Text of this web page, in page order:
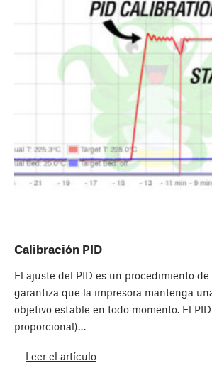
Calibración PID
El ajuste del PID es un procedimiento
garantiza que la impresora mantenga
objetivo estable en todo momento. El
proporcional)…
Leer el artículo